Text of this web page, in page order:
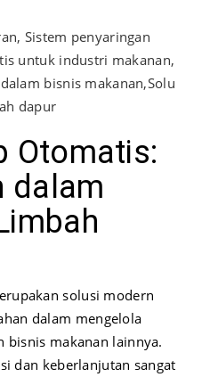
Sistem penyaringan
untuk industri makanan,
bisnis makanan,Solu
dapur
Otomatis:
dalam
solusi modern
dalam mengelola
bisnis makanan lainnya.
dan keberlanjutan sangat